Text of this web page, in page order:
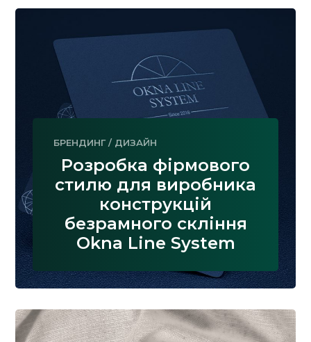
БРЕНДИНГ / ДИЗАЙН
Розробка фірмового
стилю для виробника
конструкцій
безрамного скління
Okna Line System